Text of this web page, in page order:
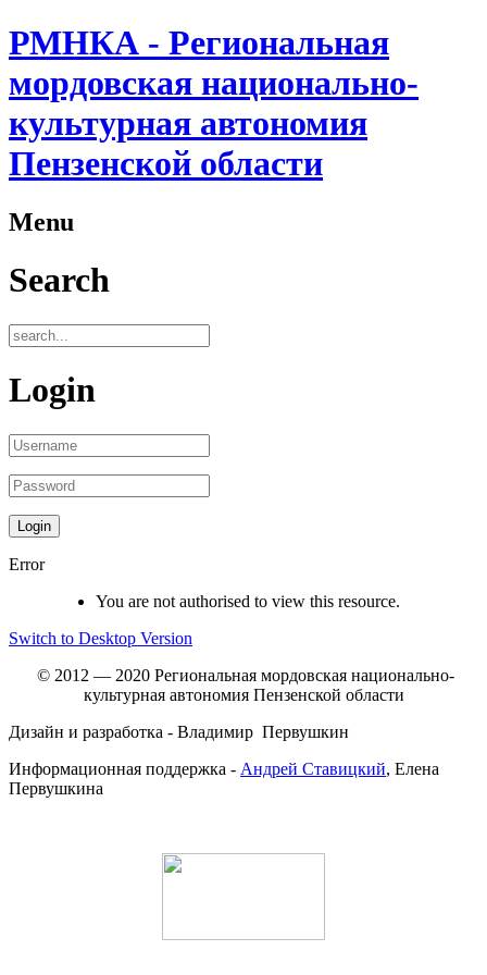
РМНКА - Региональная
мордовская национально-
культурная автономия
Пензенской области
Menu
Search
Login
Error
You are not authorised to view this resource.
Switch to Desktop Version
© 2012 — 2020 Региональная мордовская национально-
культурная автономия Пензенской области
Дизайн и разработка - Владимир Первушкин
Информационная поддержка - Андрей Ставицкий, Елена
Первушкина